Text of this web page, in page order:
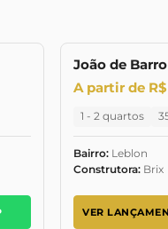
JANEIRO 2029
João de
A partir de
1 - 2 quartos
Bairro: Leblon
Construtora: Brix
VER